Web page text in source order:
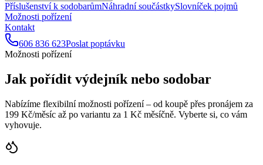
Příslušenství k sodobarůmNáhradní součástkySlovníček pojmů
Možnosti pořízení
Kontakt
606 836 623Poslat poptávku
Možnosti pořízení
Jak pořídit výdejník nebo sodobar
Nabízíme flexibilní možnosti pořízení – od koupě přes pronájem za
199 Kč/měsíc až po variantu za 1 Kč měsíčně. Vyberte si, co vám
vyhovuje.